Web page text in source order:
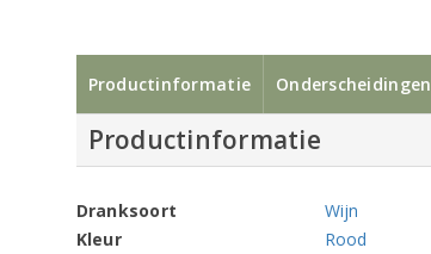
Productinformatie Onderscheidingen
Productinformatie
Dranksoort
Wijn
Kleur
Rood